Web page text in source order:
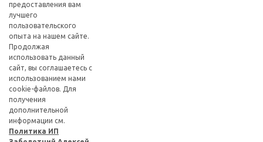
предоставления вам
лучшего
пользовательского
опыта на нашем сайте.
Продолжая
использовать данный
сайт, вы соглашаетесь с
использованием нами
cookie-файлов. Для
получения
дополнительной
информации см.
Политика ИП